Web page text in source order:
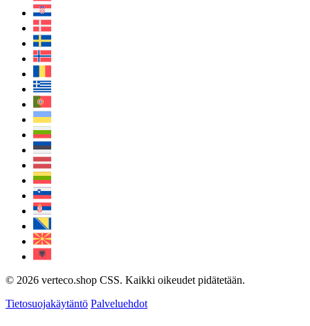
© 2026 verteco.shop CSS. Kaikki oikeudet pidätetään.
Tietosuojakäytäntö Palveluehdot